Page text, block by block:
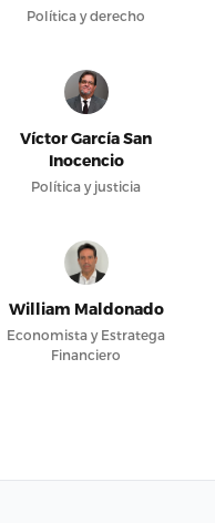
Política y derecho
Víctor García San
Inocencio
Política y justicia
William Maldonado
Economista y Estratega
Financiero